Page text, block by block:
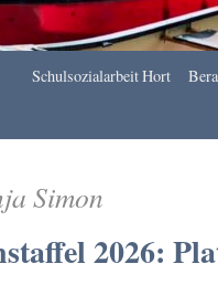
SchulsozialarbeitHort
Simon
2026: